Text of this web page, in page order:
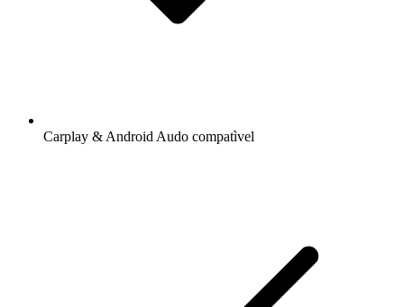
Carplay & Android Audo compatìvel